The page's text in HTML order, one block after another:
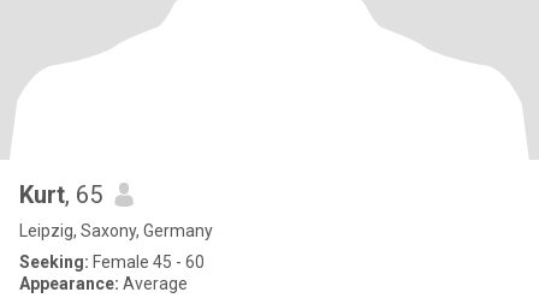
Kurt, 65
Leipzig, Saxony, Germany
Seeking: Female 45 - 60
Appearance: Average